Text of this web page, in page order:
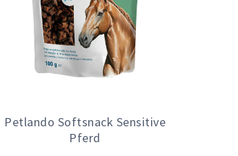
Petlando Softsnack Sensitive
Pferd